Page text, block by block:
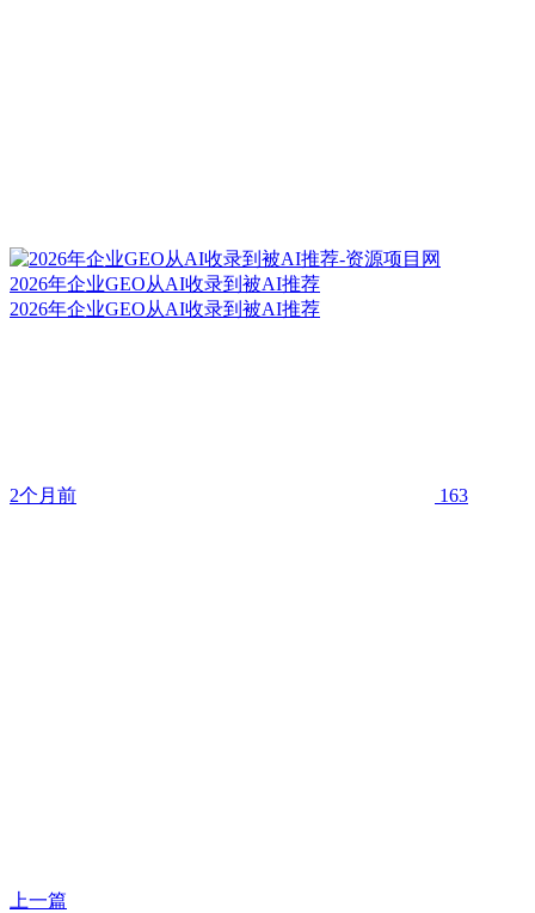
2026年企业GEO从AI收录到被AI推荐
2026年企业GEO从AI收录到被AI推荐
2个月前 163
上一篇